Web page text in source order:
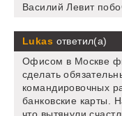
Василий Левит
Lukas ответил(а)
Офисом в Москве
сделать
командировочных
банковские карты.